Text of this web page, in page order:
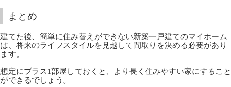
まとめ
建てた後、簡単に住み替えができない新築一戸建てのマイホーム
は、将来のライフスタイルを見越して間取りを決める必要があり
ます。
想定にプラス1部屋しておくと、より長く住みやすい家にすること
ができるでしょう。